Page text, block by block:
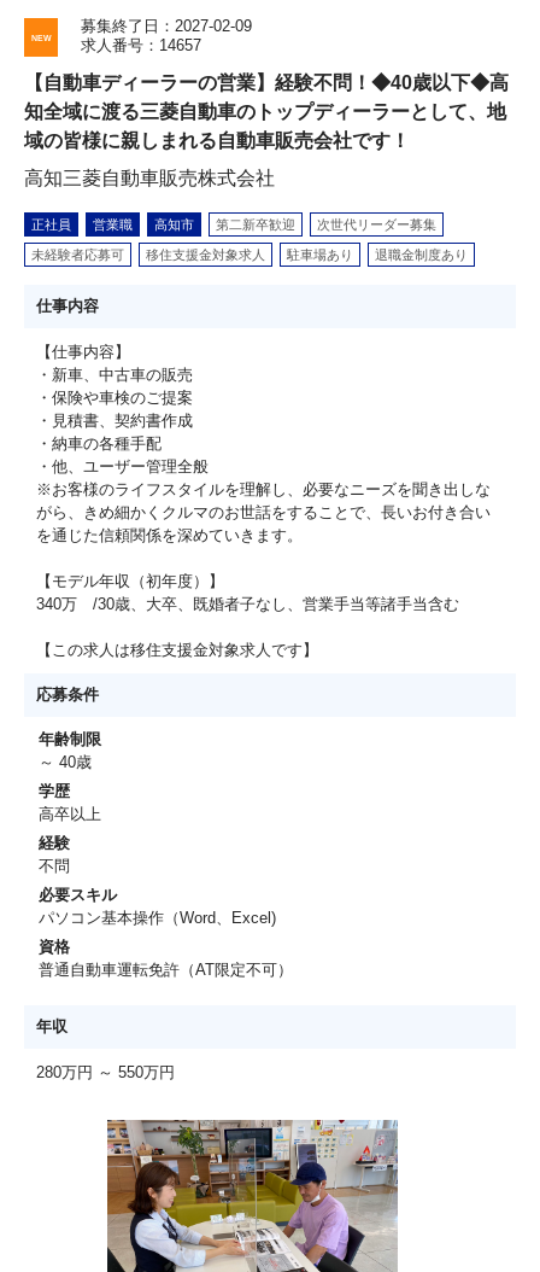
募集終了日：2027-02-09
求人番号：14657
【自動車ディーラーの営業】経験不問！◆40歳以下◆高
知全域に渡る三菱自動車のトップディーラーとして、地
域の皆様に親しまれる自動車販売会社です！
高知三菱自動車販売株式会社
正社員 営業職 高知市 第二新卒歓迎 次世代リーダー募集
未経験者応募可 移住支援金対象求人 駐車場あり 退職金制度あり
仕事内容
【仕事内容】
・新車、中古車の販売
・保険や車検のご提案
・見積書、契約書作成
・納車の各種手配
・他、ユーザー管理全般
※お客様のライフスタイルを理解し、必要なニーズを聞き出しな
がら、きめ細かくクルマのお世話をすることで、長いお付き合い
を通じた信頼関係を深めていきます。
【モデル年収（初年度）】
340万 /30歳、大卒、既婚者子なし、営業手当等諸手当含む
【この求人は移住支援金対象求人です】
応募条件
年齢制限
～ 40歳
学歴
高卒以上
経験
不問
必要スキル
パソコン基本操作（Word、Excel)
資格
普通自動車運転免許（AT限定不可）
年収
280万円 ～ 550万円